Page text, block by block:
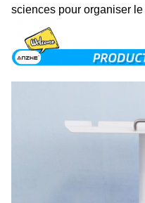
sciences pour organiser